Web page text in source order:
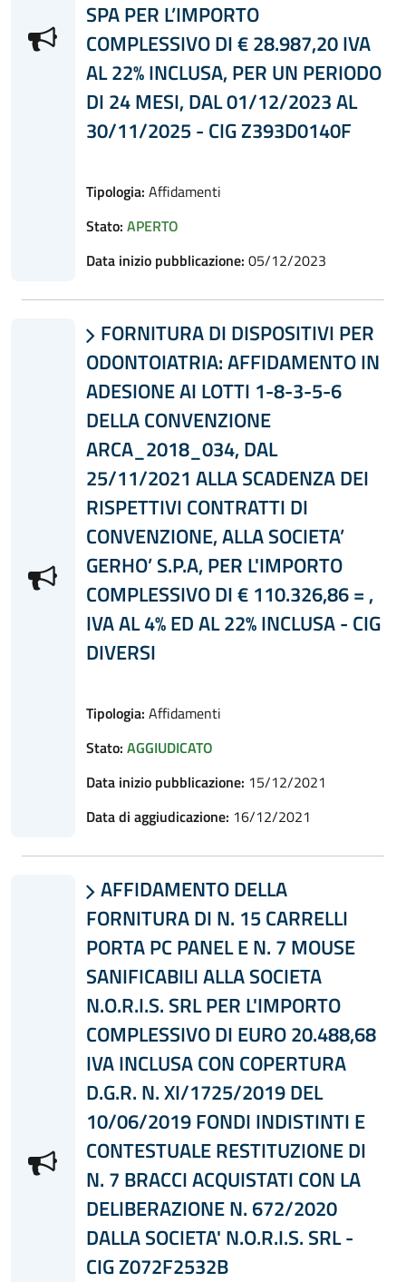
SPA PER L’IMPORTO
COMPLESSIVO DI € 28.987,20 IVA
AL 22% INCLUSA, PER UN PERIODO
DI 24 MESI, DAL 01/12/2023 AL
30/11/2025 - CIG Z393D0140F
Tipologia: Affidamenti
Stato: APERTO
Data inizio pubblicazione: 05/12/2023
 FORNITURA DI DISPOSITIVI PER
ODONTOIATRIA: AFFIDAMENTO IN
ADESIONE AI LOTTI 1-8-3-5-6
DELLA CONVENZIONE
ARCA_2018_034, DAL
25/11/2021 ALLA SCADENZA DEI
RISPETTIVI CONTRATTI DI
CONVENZIONE, ALLA SOCIETA’
GERHO’ S.P.A, PER L'IMPORTO
COMPLESSIVO DI € 110.326,86 = ,
IVA AL 4% ED AL 22% INCLUSA - CIG
DIVERSI
Tipologia: Affidamenti
Stato: AGGIUDICATO
Data inizio pubblicazione: 15/12/2021
Data di aggiudicazione: 16/12/2021
 AFFIDAMENTO DELLA
FORNITURA DI N. 15 CARRELLI
PORTA PC PANEL E N. 7 MOUSE
SANIFICABILI ALLA SOCIETA
N.O.R.I.S. SRL PER L'IMPORTO
COMPLESSIVO DI EURO 20.488,68
IVA INCLUSA CON COPERTURA
D.G.R. N. XI/1725/2019 DEL
10/06/2019 FONDI INDISTINTI E
CONTESTUALE RESTITUZIONE DI
N. 7 BRACCI ACQUISTATI CON LA
DELIBERAZIONE N. 672/2020
DALLA SOCIETA' N.O.R.I.S. SRL -
CIG Z072F2532B